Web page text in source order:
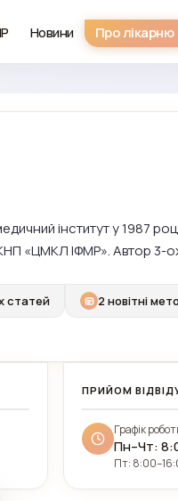
Новини Про лікарню
інститут у 1987
«ЦМКЛ ІФМР». Автор 3-ох
статей 2 новітні
ПРИЙОМ
Графік
Пн–Чт:
Пт: